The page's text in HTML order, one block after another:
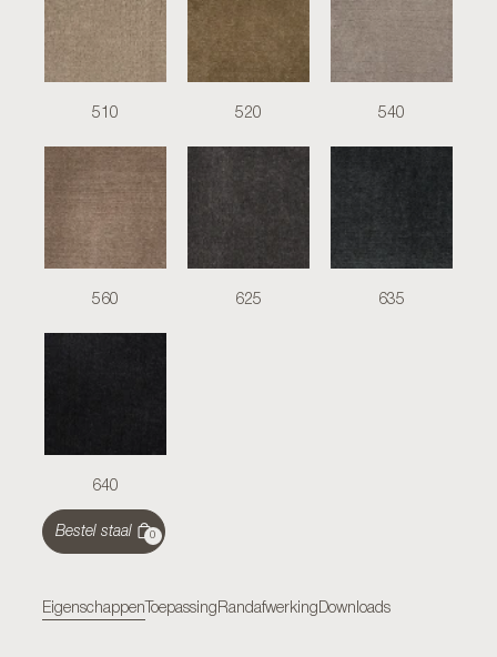
510 520 540
560 625 635
640
Bestel staal 0
Eigenschappen Toepassing Randafwerking Downloads